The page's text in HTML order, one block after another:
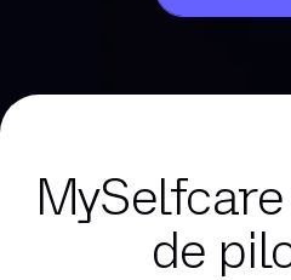
de